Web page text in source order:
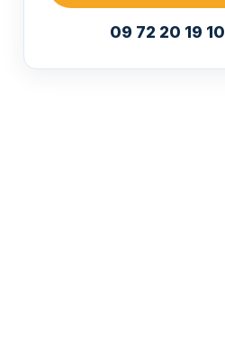
09 72 20 19 10